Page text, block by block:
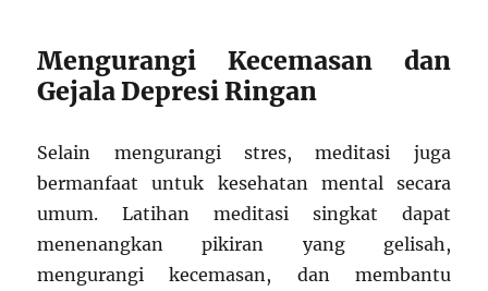
Mengurangi Kecemasan dan
Gejala Depresi Ringan
Selain mengurangi stres, meditasi juga
bermanfaat untuk kesehatan mental secara
umum. Latihan meditasi singkat dapat
menenangkan pikiran yang gelisah,
mengurangi kecemasan, dan membantu